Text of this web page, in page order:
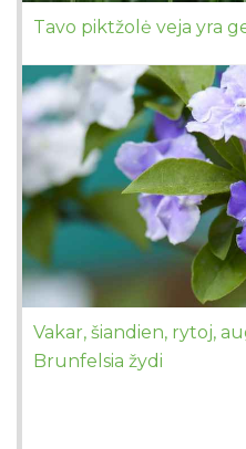
Tavo piktžolė veja yra
Vakar, šiandien, rytoj,
Brunfelsia žydi